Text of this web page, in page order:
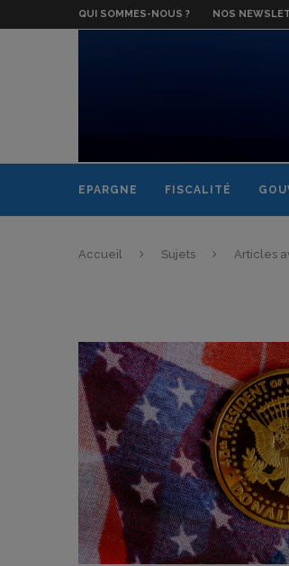
QUI SOMMES-NOUS ? NOS
EPARGNE FISCALITÉ
Accueil Sujets Articles